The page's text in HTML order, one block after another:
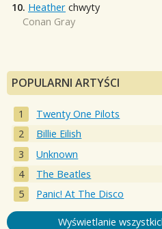
10. Heather chwyty
Conan Gray
POPULARNI ARTYŚCI
Twenty One Pilots
Billie Eilish
Unknown
The Beatles
Panic! At The Disco
Wyświetlanie